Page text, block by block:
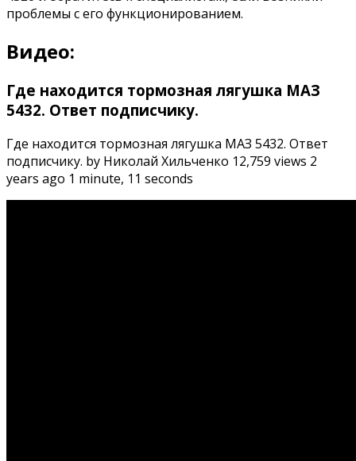
проблемы с его функционированием.
Видео:
Где находится тормозная лягушка МАЗ
5432. Ответ подписчику.
Где находится тормозная лягушка МАЗ 5432. Ответ
подписчику. by Николай Хильченко 12,759 views 2
years ago 1 minute, 11 seconds